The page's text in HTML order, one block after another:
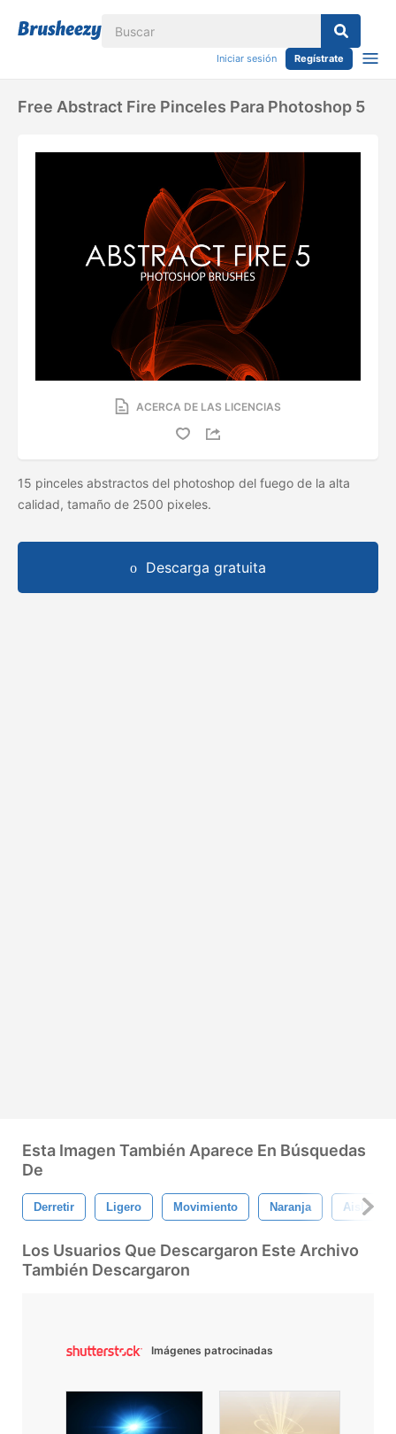
Iniciar sesión Regístrate
Free Abstract Fire Pinceles Para Photoshop 5
ACERCA DE LAS LICENCIAS
15 pinceles abstractos del photoshop del fuego de la alta
calidad, tamaño de 2500 pixeles.
Descarga gratuita
Esta Imagen También Aparece En Búsquedas
De
Derretir Ligero Movimiento Naranja Aislado
Los Usuarios Que Descargaron Este Archivo
También Descargaron
Imágenes patrocinadas